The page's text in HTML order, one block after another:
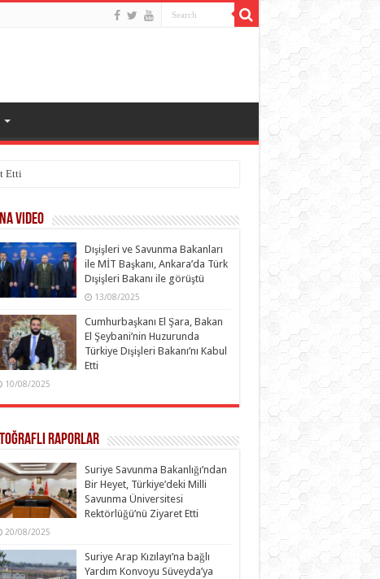
Etti
Video
Dışişleri ve Savunma Bakanları
ile MİT Başkanı, Ankara’da Türk
Dışişleri Bakanı ile görüştü
13/08/2025
Cumhurbaşkanı El Şara, Bakan
El Şeybani’nin Huzurunda
Türkiye Dışişleri Bakanı’nı Kabul
Etti
10/08/2025
Raporlar
Suriye Savunma Bakanlığı’ndan
Bir Heyet, Türkiye’deki Milli
Savunma Üniversitesi
Rektörlüğü’nü Ziyaret Etti
20/08/2025
Suriye Arap Kızılayı’na bağlı
Yardım Konvoyu Süveyda’ya